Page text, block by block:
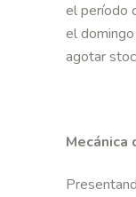
el período
el
agotar
Mecánica